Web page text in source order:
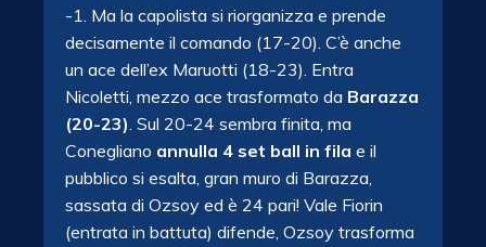
-1. Ma la capolista si riorganizza e prende
decisamente il comando (17-20). C’è anche
un ace dell’ex Maruotti (18-23). Entra
Nicoletti, mezzo ace trasformato da Barazza
(20-23). Sul 20-24 sembra finita, ma
Conegliano annulla 4 set ball in fila e il
pubblico si esalta, gran muro di Barazza,
sassata di Ozsoy ed è 24 pari! Vale Fiorin
(entrata in battuta) difende, Ozsoy trasforma